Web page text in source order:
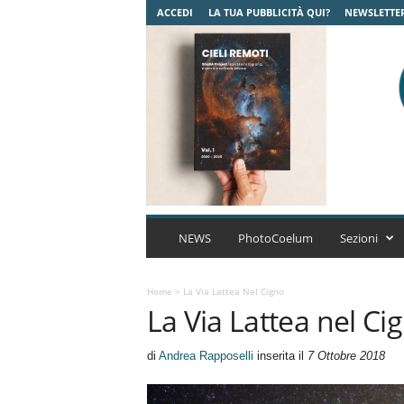
ACCEDI LA TUA PUBBLICITÀ QUI?
C
r
NEWS PhotoCoelum Sezioni
Home > La Via Lattea Nel Cigno
La Via Lattea nel
di Andrea Rapposelli inserita il 7 Ottobre 2018